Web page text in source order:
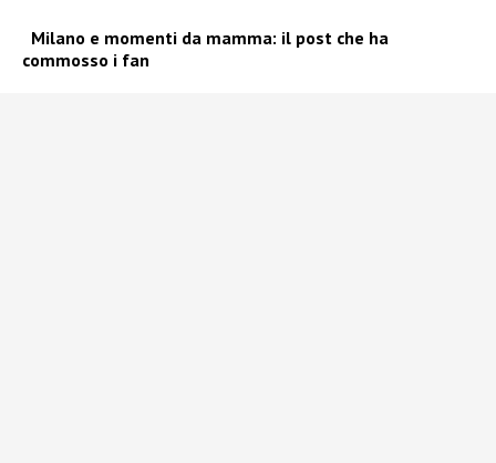
Milano e momenti da mamma: il post che ha
commosso i fan